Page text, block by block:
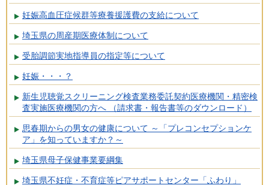
妊娠高血圧症候群等療養援護費の支給について
埼玉県の周産期医療体制について
受胎調節実地指導員の指定等について
妊娠・・・？
新生児聴覚スクリーニング検査業務委託契約医療機関・精密検
査実施医療機関の方へ （請求書・報告書等のダウンロード）
思春期からの男女の健康について ～「プレコンセプションケ
ア」を知っていますか？～
埼玉県母子保健事業要綱集
埼玉県不妊症・不育症等ピアサポートセンター「ふわり」